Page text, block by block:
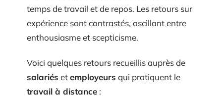
temps de travail et de repos. Les retours sur
expérience sont contrastés, oscillant entre
enthousiasme et scepticisme.
Voici quelques retours recueillis auprès de
salariés etemployeurs qui pratiquent le
travail à distance :